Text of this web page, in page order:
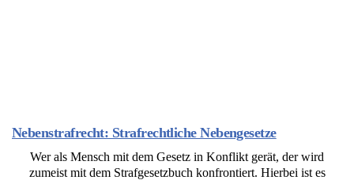
Nebenstrafrecht: Strafrechtliche Nebengesetze
Wer als Mensch mit dem Gesetz in Konflikt gerät, der wird
zumeist mit dem Strafgesetzbuch konfrontiert. Hierbei ist es